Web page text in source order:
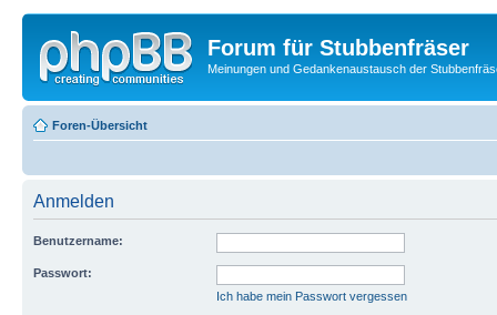
Forum für Stubbenfräser
Meinungen und Gedankenaustausch der
Foren-Übersicht
Anmelden
Benutzername:
Passwort:
Ich habe mein Passwort vergessen